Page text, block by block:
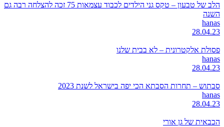
הלב של טבעון – טקס גני הילדים לכבוד עצמאות 75 זכה להצלחה רבה גם
השנה
hanas
28.04.23
פסולת אלקטרונית – לא בבית שלנו
hanas
28.04.23
סבתוש – תחרות הסבתא הכי יפה בישראל לשנת 2023
hanas
28.04.23
הכבאית של גן אורי